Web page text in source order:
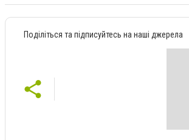
Поділіться та підписуйтесь на наші джерела